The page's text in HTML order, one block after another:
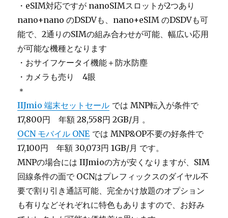
・eSIM対応ですが nanoSIMスロットが2つあり
nano+nano のDSDVも、nano+eSIM のDSDVも可
能で、2通りのSIMの組み合わせが可能、幅広い応用
が可能な機種となります
・おサイフケータイ機能＋防水防塵
・カメラも売り 4眼
＊
IIJmio 端末セットセール では MNP転入が条件で
17,800円 年額 28,558円 2GB/月 。
OCN モバイル ONE では MNP&OP不要の好条件で
17,100円 年額 30,073円 1GB/月 です。
MNPの場合には IIJmioの方が安くなりますが、SIM
回線条件の面で OCNはプレフィックスのダイヤル不
要で割り引き通話可能、完全かけ放題のオプション
も有りなどそれぞれに特色もありますので、お好み